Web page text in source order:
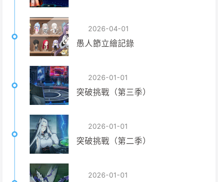
2026-04-01
愚人節立繪記錄
2026-01-01
突破挑戰（第三季）
2026-01-01
突破挑戰（第二季）
2026-01-01